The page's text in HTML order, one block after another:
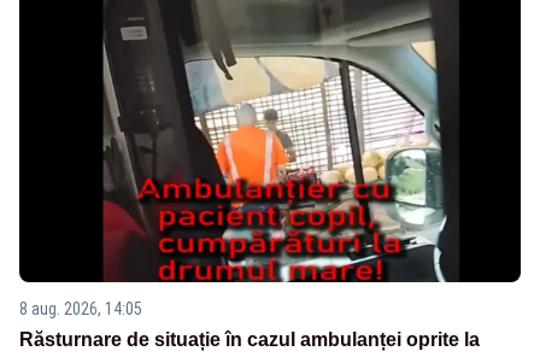
8 aug. 2026, 14:05
Răsturnare de situație în cazul ambulanței oprite la